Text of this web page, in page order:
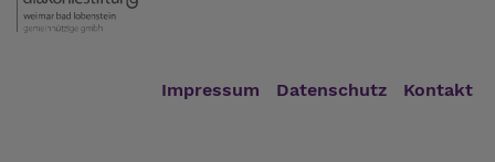
Impressum Datenschutz Kontakt